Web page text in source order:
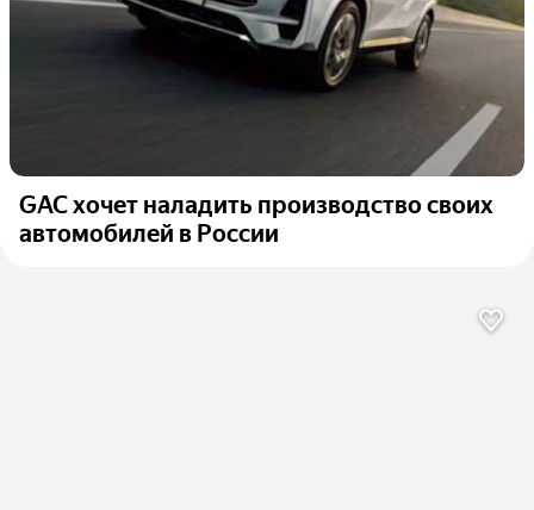
GAC хочет наладить производство своих
автомобилей в России